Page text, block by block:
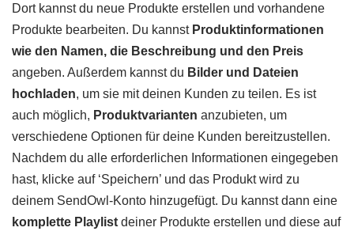
Dort kannst du neue Produkte erstellen und vorhandene
Produkte bearbeiten. Du kannst Produktinformationen
wie den Namen, die Beschreibung und den Preis
angeben. Außerdem kannst du Bilder und Dateien
hochladen, um sie mit deinen Kunden zu teilen. Es ist
auch möglich, Produktvarianten anzubieten, um
verschiedene Optionen für deine Kunden bereitzustellen.
Nachdem du alle erforderlichen Informationen eingegeben
hast, klicke auf ‘Speichern’ und das Produkt wird zu
deinem SendOwl-Konto hinzugefügt. Du kannst dann eine
komplette Playlist deiner Produkte erstellen und diese auf